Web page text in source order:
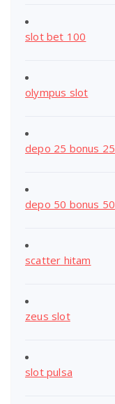
slot bet 100
olympus slot
depo 25 bonus 25
depo 50 bonus 50
scatter hitam
zeus slot
slot pulsa